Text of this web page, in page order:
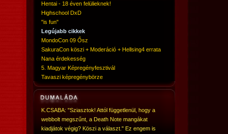
Hentai - 18 éven felülieknek!
Highschool DxD
"is fun"
Legújabb cikkek
MondoCon 09 Ősz
SakuraCon köszi + Moderáció + Hellsing4 errata
Nana érdekesség
5. Magyar Képregényfesztivál
Tavaszi képregénybörze
K.CSABA: "Sziasztok! Attól függetlenül, hogy a
webbolt megszűnt, a Death Note mangákat
kiadjátok végig? Köszi a választ." Ez engem is